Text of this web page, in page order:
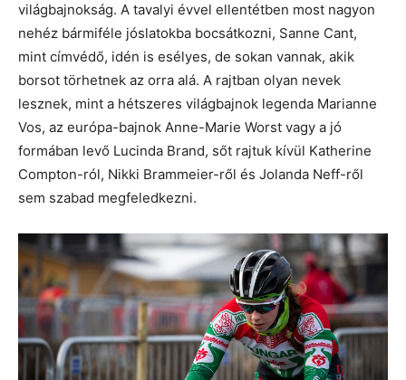
világbajnokság. A tavalyi évvel ellentétben most nagyon
nehéz bármiféle jóslatokba bocsátkozni, Sanne Cant,
mint címvédő, idén is esélyes, de sokan vannak, akik
borsot törhetnek az orra alá. A rajtban olyan nevek
lesznek, mint a hétszeres világbajnok legenda Marianne
Vos, az európa-bajnok Anne-Marie Worst vagy a jó
formában levő Lucinda Brand, sőt rajtuk kívül Katherine
Compton-ról, Nikki Brammeier-ről és Jolanda Neff-ről
sem szabad megfeledkezni.